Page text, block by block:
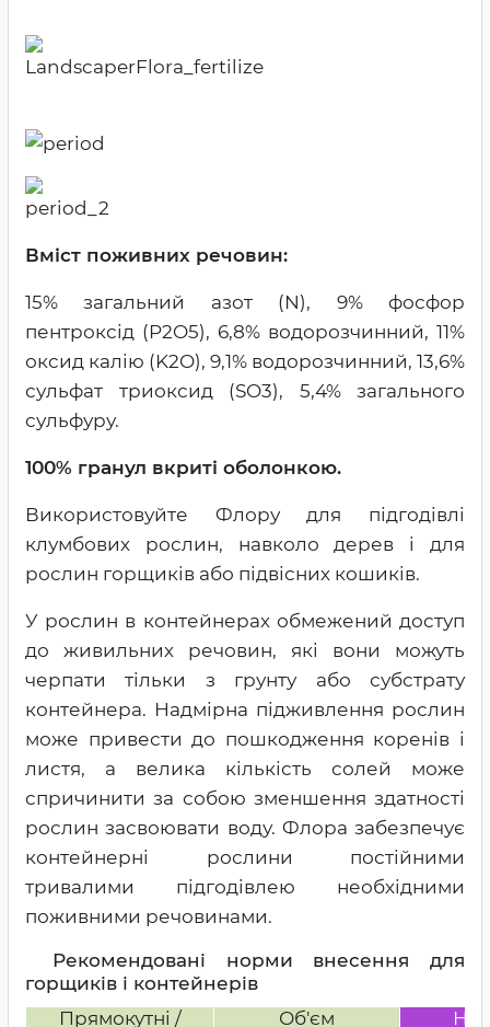
Вміст поживних речовин:
15% загальний азот (N), 9% фосфор
пентроксід (P2O5), 6,8% водорозчинний, 11%
оксид калію (K2O), 9,1% водорозчинний, 13,6%
сульфат триоксид (SO3), 5,4% загального
сульфуру.
100% гранул вкриті оболонкою.
Використовуйте Флору для підгодівлі
клумбових рослин, навколо дерев і для
рослин горщиків або підвісних кошиків.
У рослин в контейнерах обмежений доступ
до живильних речовин, які вони можуть
черпати тільки з грунту або субстрату
контейнера. Надмірна підживлення рослин
може привести до пошкодження коренів і
листя, а велика кількість солей може
спричинити за собою зменшення здатності
рослин засвоювати воду. Флора забезпечує
контейнерні рослини постійними
тривалими підгодівлею необхідними
поживними речовинами.
Рекомендовані норми внесення для
горщиків і контейнерів
Прямокутні /
Об'єм